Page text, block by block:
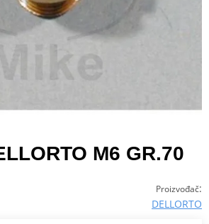
M6 GR.70
Proizvođač:
DELLORTO